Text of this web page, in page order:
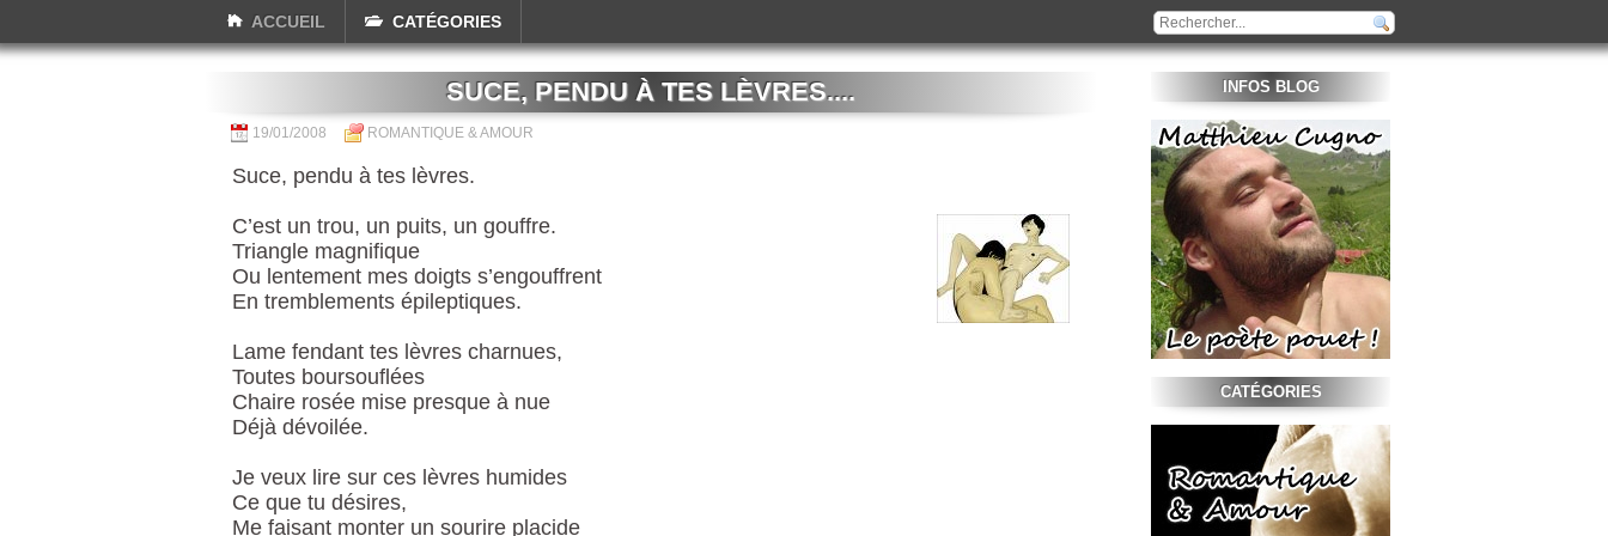
ACCUEIL CATÉGORIES
SUCE, PENDU À TES LÈVRES....
19/01/2008 ROMANTIQUE & AMOUR
Suce, pendu à tes lèvres.
C’est un trou, un puits, un gouffre.
Triangle magnifique
Ou lentement mes doigts s’engouffrent
En tremblements épileptiques.
Lame fendant tes lèvres charnues,
Toutes boursouflées
Chaire rosée mise presque à nue
Déjà dévoilée.
Je veux lire sur ces lèvres humides
Ce que tu désires,
Me faisant monter un sourire placide
INFOS BLOG
CATÉGORIES